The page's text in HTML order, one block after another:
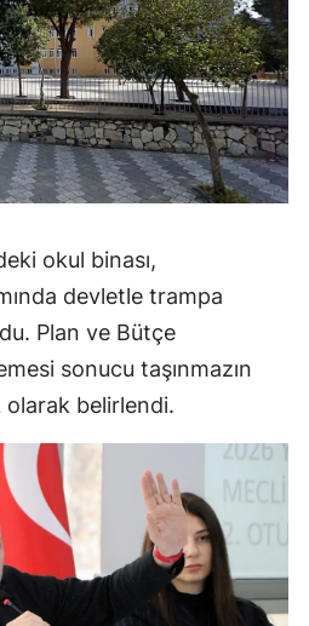
okul binası,
devletle trampa
Plan ve Bütçe
sonucu taşınmazın
belirlendi.